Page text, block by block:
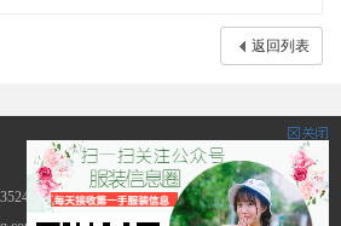
返回列表
服装圈
地址:广东省广州市